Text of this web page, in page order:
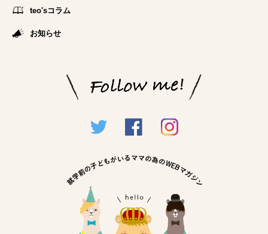
teo'sコラム
お知らせ